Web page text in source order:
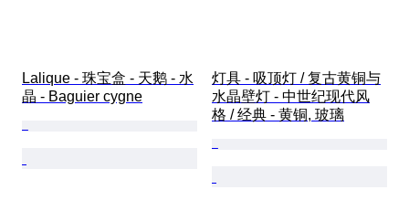
Lalique - 珠宝盒 - 天鹅 - 水
晶 - Baguier cygne
灯具 - 吸顶灯 / 复古黄铜与
水晶壁灯 - 中世纪现代风
格 / 经典 - 黄铜, 玻璃